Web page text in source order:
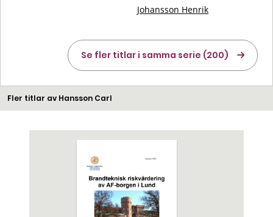
Johansson Henrik
Se fler titlar i samma serie (200)
Fler titlar av Hansson Carl